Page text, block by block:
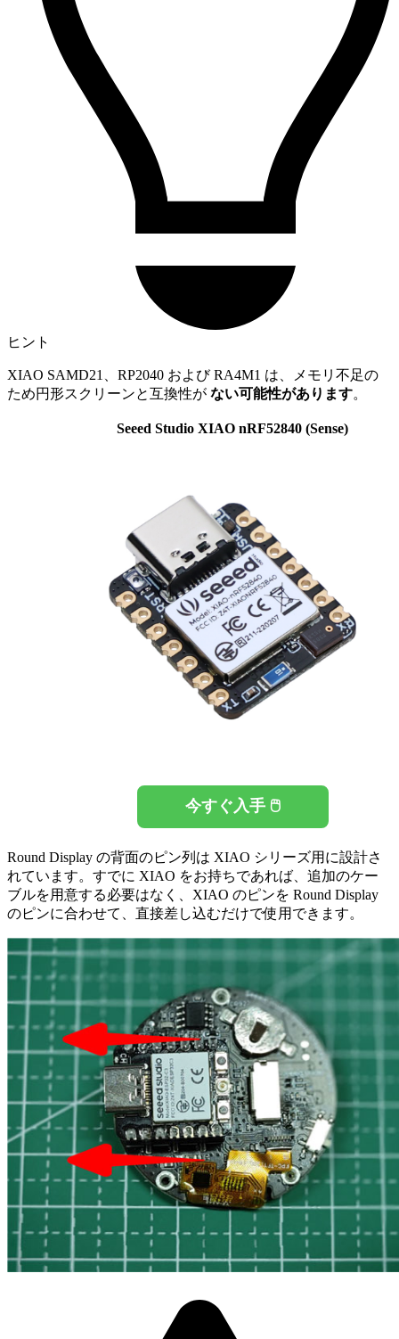
ヒント
XIAO SAMD21、RP2040 および RA4M1 は、メモリ不足の
ため円形スクリーンと互換性が ない可能性があります。
Seeed Studio XIAO nRF52840 (Sense)
今すぐ入手 🖱️
Round Display の背面のピン列は XIAO シリーズ用に設計さ
れています。すでに XIAO をお持ちであれば、追加のケー
ブルを用意する必要はなく、XIAO のピンを Round Display
のピンに合わせて、直接差し込むだけで使用できます。